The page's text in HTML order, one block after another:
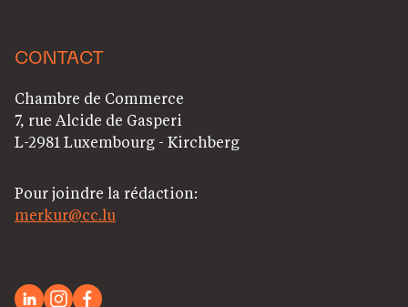
CONTACT
Chambre de Commerce
7, rue Alcide de Gasperi
L-2981 Luxembourg - Kirchberg
Pour joindre la rédaction:
merkur@cc.lu